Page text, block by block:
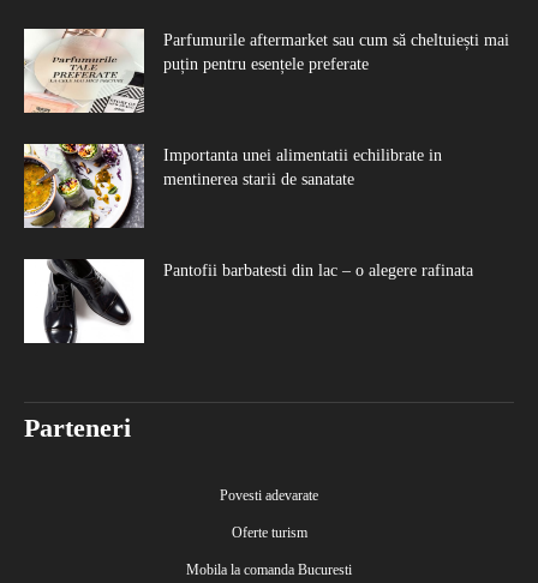
Parfumurile aftermarket sau cum să cheltuiești mai
puțin pentru esențele preferate
Importanta unei alimentatii echilibrate in
mentinerea starii de sanatate
Pantofii barbatesti din lac – o alegere rafinata
Parteneri
Povesti adevarate
Oferte turism
Mobila la comanda Bucuresti